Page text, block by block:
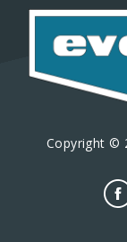
Copyright ©